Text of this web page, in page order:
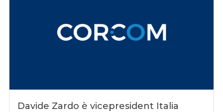
Davide Zardo è vicepresident Italia